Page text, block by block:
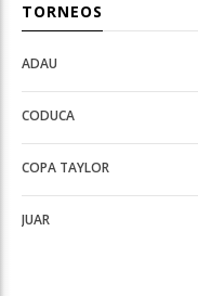
TORNEOS
Open
Deportes
configuration
options
Open
configuration
options
ADAU
CODUCA
COPA TAYLOR
JUAR